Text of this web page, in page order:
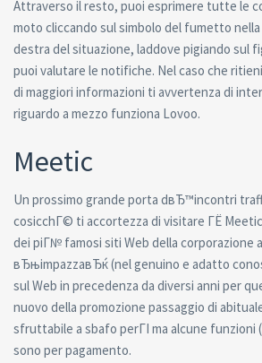
Attraverso il resto, puoi esprimere tutte le
moto cliccando sul simbolo del fumetto
destra del situazione, laddove pigiando sul
puoi valutare le notifiche. Nel caso che
di maggiori informazioni ti avvertenza di
riguardo a mezzo funziona Lovoo.
Meetic
Un prossimo grande porta dвЂ™incontri
cosicchГ© ti accortezza di visitare ГЁ
dei piГ№ famosi siti Web della corporazione
вЂњimpazzaвЂќ (nel genuino e adatto
sul Web in precedenza da diversi anni per
nuovo della promozione passaggio di
sfruttabile a sbafo perГІ ma alcune funzioni
sono per pagamento.